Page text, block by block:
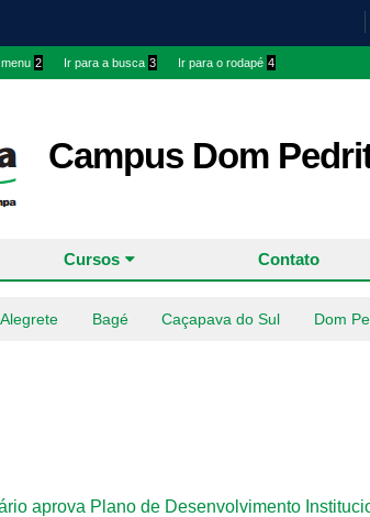
2 Ir para a busca 3 Ir para o rodapé 4
Campus Dom
Cursos Contato
Alegrete Bagé Caçapava do Sul Dom
aprova Plano de Desenvolvimento